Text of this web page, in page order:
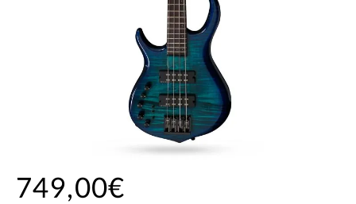
749,00€